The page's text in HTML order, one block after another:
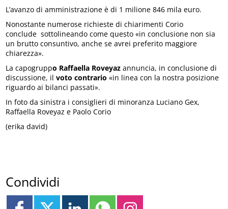
L’avanzo di amministrazione è di 1 milione 846 mila euro.
Nonostante numerose richieste di chiarimenti Corio
conclude sottolineando come questo «in conclusione non sia
un brutto consuntivo, anche se avrei preferito maggiore
chiarezza».
La capogruppo Raffaella Roveyaz annuncia, in conclusione di
discussione, ilvoto contrario «in linea con la nostra posizione
riguardo ai bilanci passati».
In foto da sinistra i consiglieri di minoranza Luciano Gex,
Raffaella Roveyaz e Paolo Corio
(erika david)
Condividi